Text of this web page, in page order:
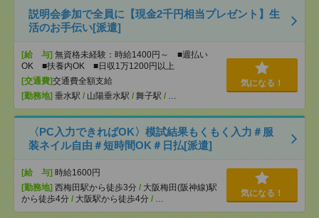
説明会参加で全員に【現金2千円相当プレゼント】生
活のお手伝い[派遣]
[給 与] 無資格未経験：時給1400円～ ■週払い
OK ■扶養内OK ■日収1万1200円以上
[交通費]交通費全額支給
[勤務地] 垂水駅 / 山陽垂水駅 / 舞子駅 / …
気になる！
〈PC入力できればOK〉模試結果もくもく入力＃服
装ネイル自由＃短時間OK＃日払[派遣]
[給 与] 時給1600円
[勤務地] 西梅田駅から徒歩3分 / 大阪梅田(阪神線)駅
から徒歩4分 / 大阪駅から徒歩4分 / …
気になる！